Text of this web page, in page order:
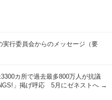
行委員会からのメッセージ（要
カ所で過去最多800万人が抗議
」掲げ呼応 5月にゼネストへ →